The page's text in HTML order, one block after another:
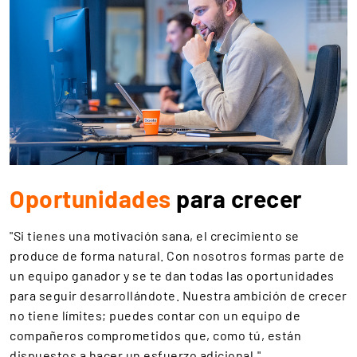
Oportunidades para crecer
"Si tienes una motivación sana, el crecimiento se
produce de forma natural. Con nosotros formas parte de
un equipo ganador y se te dan todas las oportunidades
para seguir desarrollándote. Nuestra ambición de crecer
no tiene límites; puedes contar con un equipo de
compañeros comprometidos que, como tú, están